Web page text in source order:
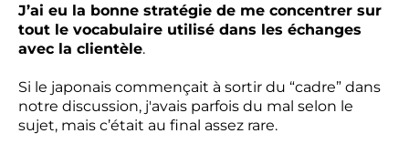
J’ai eu la bonne stratégie de me concentrer sur
tout le vocabulaire utilisé dans les échanges
avec la clientèle.
Si le japonais commençait à sortir du “cadre” dans
notre discussion, j'avais parfois du mal selon le
sujet, mais c’était au final assez rare.